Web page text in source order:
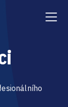
Menu